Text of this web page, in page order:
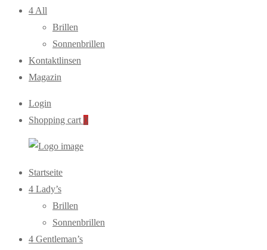
4 All
Brillen
Sonnenbrillen
Kontaktlinsen
Magazin
Login
Shopping cart 0
Primary
Menu
Startseite
4 Lady’s
Brillen
Sonnenbrillen
4 Gentleman’s